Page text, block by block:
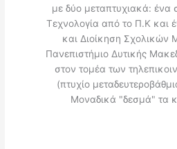
με δύο μεταπτυχιακά: ένα
Τεχνολογία από το Π.Κ και
και Διοίκηση Σχολικών
Πανεπιστήμιο Δυτικής
στον τομέα των
(πτυχίο
Μοναδικά "δεσμά" τα